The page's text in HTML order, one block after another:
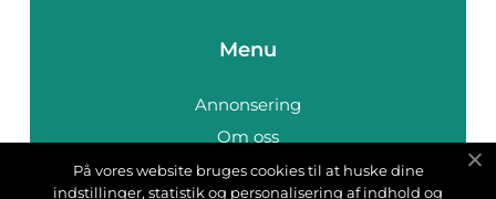
Menu
Annonsering
Om oss
Cookies
På vores website bruges cookies til at huske dine
indstillinger, statistik og personalisering af indhold og